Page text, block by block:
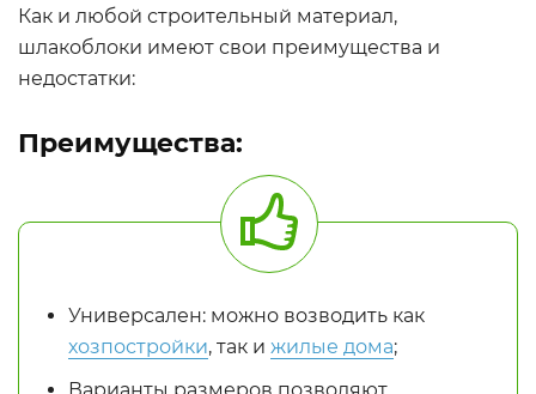
Как и любой строительный материал,
шлакоблоки имеют свои преимущества и
недостатки:
Преимущества:
Универсален: можно возводить как
хозпостройки, так и жилые дома;